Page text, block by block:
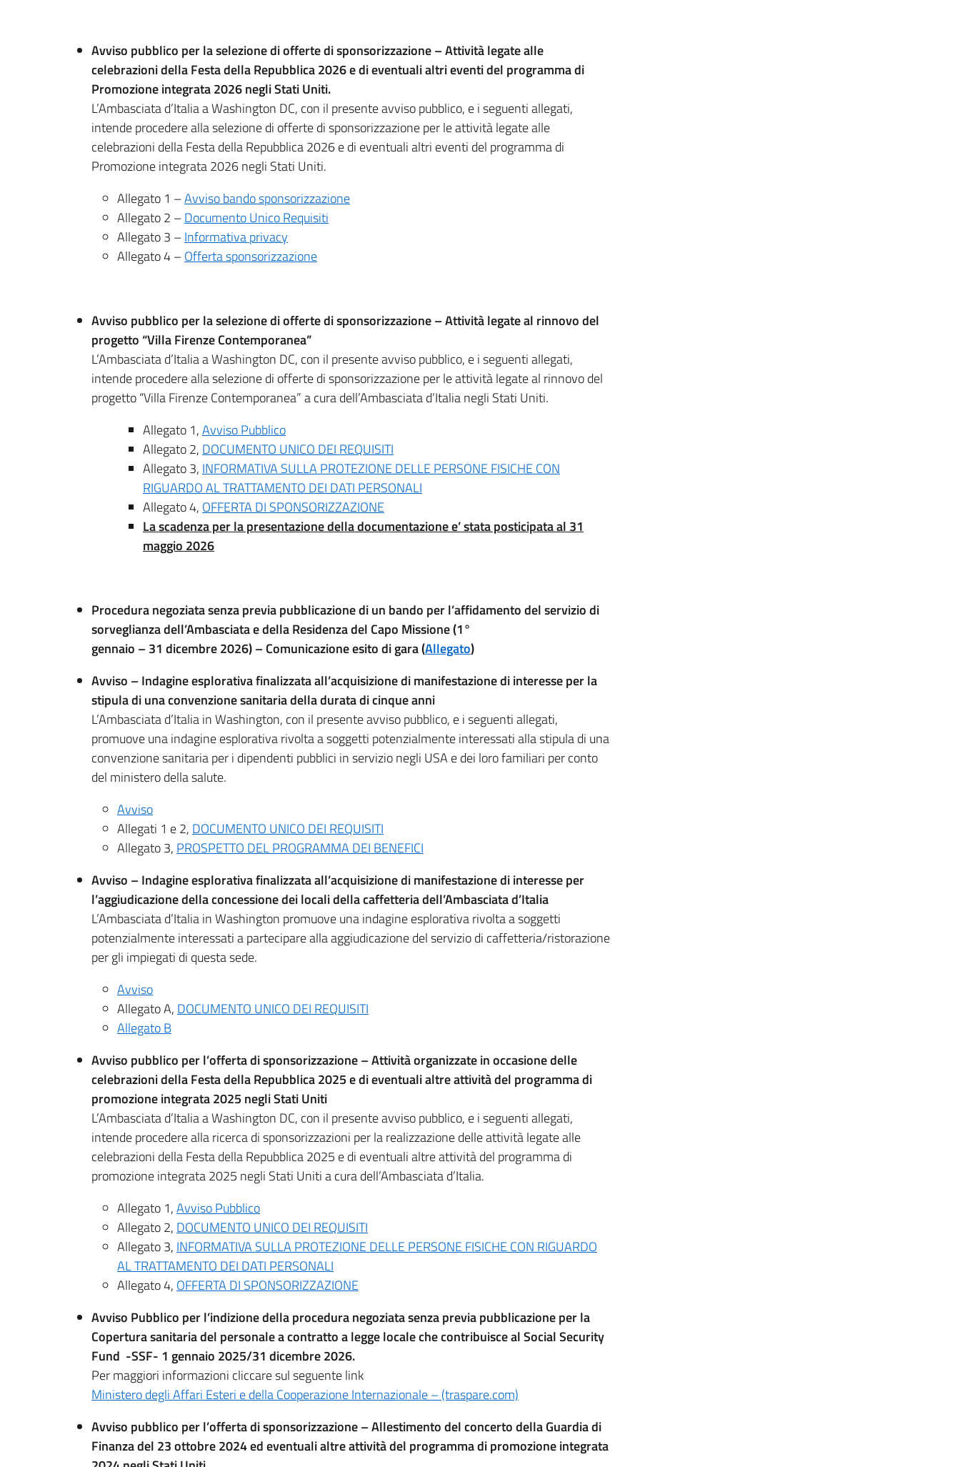
Avviso pubblico per la selezione di offerte di sponsorizzazione – Attività legate alle
celebrazioni della Festa della Repubblica 2026 e di eventuali altri eventi del programma di
Promozione integrata 2026 negli Stati Uniti.
L’Ambasciata d’Italia a Washington DC, con il presente avviso pubblico, e i seguenti allegati,
intende procedere alla selezione di offerte di sponsorizzazione per le attività legate alle
celebrazioni della Festa della Repubblica 2026 e di eventuali altri eventi del programma di
Promozione integrata 2026 negli Stati Uniti.
Allegato 1 –Avviso bando sponsorizzazione
Allegato 2 –Documento Unico Requisiti
Allegato 3 –Informativa privacy
Allegato 4 –Offerta sponsorizzazione
Avviso pubblico per la selezione di offerte di sponsorizzazione – Attività legate al rinnovo del
progetto “Villa Firenze Contemporanea”
L’Ambasciata d’Italia a Washington DC, con il presente avviso pubblico, e i seguenti allegati,
intende procedere alla selezione di offerte di sponsorizzazione per le attività legate al rinnovo del
progetto “Villa Firenze Contemporanea” a cura dell’Ambasciata d’Italia negli Stati Uniti.
Allegato 1,Avviso Pubblico
Allegato 2, DOCUMENTO UNICO DEI REQUISITI
Allegato 3, INFORMATIVA SULLA PROTEZIONE DELLE PERSONE FISICHE CON
RIGUARDO AL TRATTAMENTO DEI DATI PERSONALI
Allegato 4, OFFERTA DI SPONSORIZZAZIONE
Lascadenza per la presentazione della documentazione e’ stata posticipata al 31
maggio 2026
Procedura negoziata senza previa pubblicazione di un bando per l’affidamento del servizio di
sorveglianza dell’Ambasciata e della Residenza del Capo Missione (1°
gennaio – 31 dicembre 2026) – Comunicazione esito di gara (Allegato)
Avviso – Indagine esplorativa finalizzata all’acquisizione di manifestazione di interesse per la
stipula di una convenzione sanitaria della durata di cinque anni
L’Ambasciata d’Italia in Washington, con il presente avviso pubblico, e i seguenti allegati,
promuove una indagine esplorativa rivolta a soggetti potenzialmente interessati alla stipula di una
convenzione sanitaria per i dipendenti pubblici in servizio negli USA e dei loro familiari per conto
del ministero della salute.
Avviso
Allegati 1 e 2, DOCUMENTO UNICO DEI REQUISITI
Allegato 3, PROSPETTO DEL PROGRAMMA DEI BENEFICI
Avviso – Indagine esplorativa finalizzata all’acquisizione di manifestazione di interesse per
l’aggiudicazione della concessione dei locali della caffetteria dell’Ambasciata d’Italia
L’Ambasciata d’Italia in Washington promuove una indagine esplorativa rivolta a soggetti
potenzialmente interessati a partecipare alla aggiudicazione del servizio di caffetteria/ristorazione
per gli impiegati di questa sede.
Avviso
Allegato A, DOCUMENTO UNICO DEI REQUISITI
Allegato B
Avviso pubblico per l’offerta di sponsorizzazione – Attività organizzate in occasione delle
celebrazioni della Festa della Repubblica 2025 e di eventuali altre attività del programma di
promozione integrata 2025 negli Stati Uniti
L’Ambasciata d’Italia a Washington DC, con il presente avviso pubblico, e i seguenti allegati,
intende procedere alla ricerca di sponsorizzazioni per la realizzazione delle attività legate alle
celebrazioni della Festa della Repubblica 2025 e di eventuali altre attività del programma di
promozione integrata 2025 negli Stati Uniti a cura dell’Ambasciata d’Italia.
Allegato 1,Avviso Pubblico
Allegato 2, DOCUMENTO UNICO DEI REQUISITI
Allegato 3, INFORMATIVA SULLA PROTEZIONE DELLE PERSONE FISICHE CON RIGUARDO
AL TRATTAMENTO DEI DATI PERSONALI
Allegato 4, OFFERTA DI SPONSORIZZAZIONE
Avviso Pubblico per l’indizione della procedura negoziata senza previa pubblicazione per la
Copertura sanitaria del personale a contratto a legge locale che contribuisce al Social Security
Fund -SSF- 1 gennaio 2025/31 dicembre 2026.
Per maggiori informazioni cliccare sul seguente link
Ministero degli Affari Esteri e della Cooperazione Internazionale – (traspare.com)
Avviso pubblico per l’offerta di sponsorizzazione – Allestimento del concerto della Guardia di
Finanza del 23 ottobre 2024 ed eventuali altre attività del programma di promozione integrata